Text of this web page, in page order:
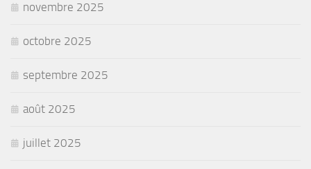
novembre 2025
octobre 2025
septembre 2025
août 2025
juillet 2025